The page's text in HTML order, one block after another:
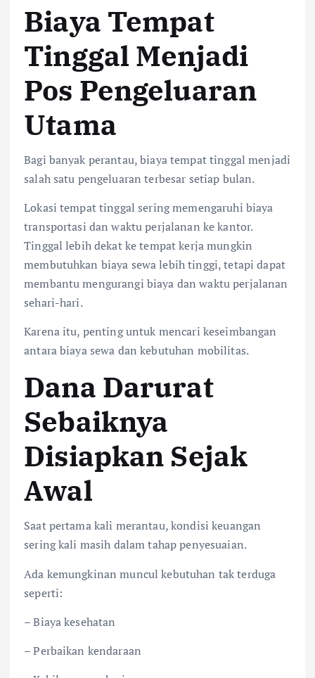
Biaya Tempat
Tinggal Menjadi
Pos Pengeluaran
Utama
Bagi banyak perantau, biaya tempat tinggal menjadi
salah satu pengeluaran terbesar setiap bulan.
Lokasi tempat tinggal sering memengaruhi biaya
transportasi dan waktu perjalanan ke kantor.
Tinggal lebih dekat ke tempat kerja mungkin
membutuhkan biaya sewa lebih tinggi, tetapi dapat
membantu mengurangi biaya dan waktu perjalanan
sehari-hari.
Karena itu, penting untuk mencari keseimbangan
antara biaya sewa dan kebutuhan mobilitas.
Dana Darurat
Sebaiknya
Disiapkan Sejak
Awal
Saat pertama kali merantau, kondisi keuangan
sering kali masih dalam tahap penyesuaian.
Ada kemungkinan muncul kebutuhan tak terduga
seperti:
– Biaya kesehatan
– Perbaikan kendaraan